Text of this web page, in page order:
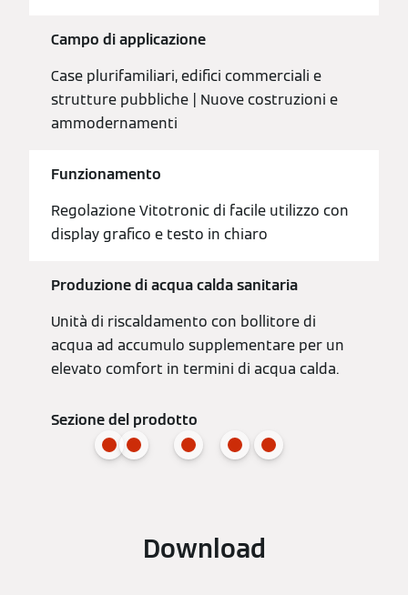
Campo di applicazione
Case plurifamiliari, edifici commerciali e
strutture pubbliche | Nuove costruzioni e
ammodernamenti
Funzionamento
Regolazione Vitotronic di facile utilizzo con
display grafico e testo in chiaro
Produzione di acqua calda sanitaria
Unità di riscaldamento con bollitore di
acqua ad accumulo supplementare per un
elevato comfort in termini di acqua calda.
Sezione del prodotto
Download